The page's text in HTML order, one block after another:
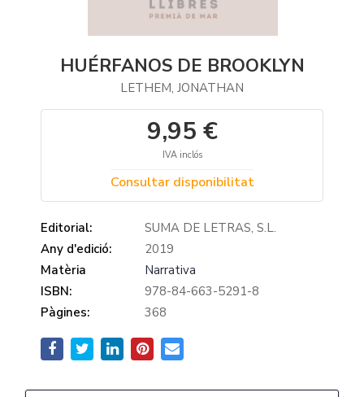
HUÉRFANOS DE BROOKLYN
LETHEM, JONATHAN
9,95 €
IVA inclós
Consultar disponibilitat
Editorial:
SUMA DE LETRAS, S.L.
Any d'edició:
2019
Matèria
Narrativa
ISBN:
978-84-663-5291-8
Pàgines:
368